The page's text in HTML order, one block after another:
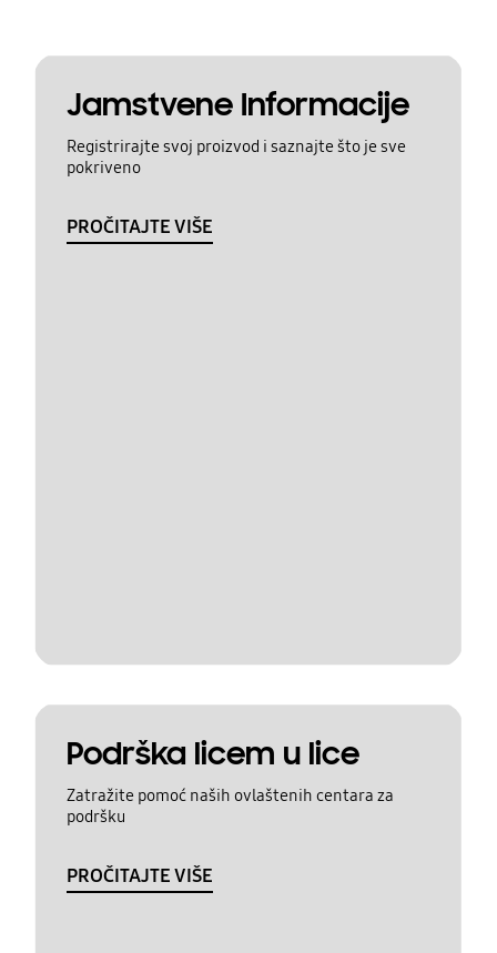
Jamstvene Informacije
Registrirajte svoj proizvod i saznajte što je sve
pokriveno
PROČITAJTE VIŠE
Podrška licem u lice
Zatražite pomoć naših ovlaštenih centara za
podršku
PROČITAJTE VIŠE